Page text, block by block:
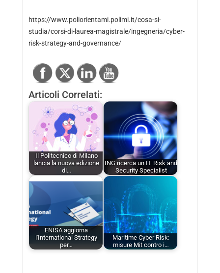
https://www.poliorientami.polimi.it/cosa-si-
studia/corsi-di-laurea-magistrale/ingegneria/cyber-
risk-strategy-and-governance/
Articoli Correlati:
Il Politecnico di Milano
lancia la nuova edizione
di…
ING ricerca un IT Risk and
Security Specialist
ENISA aggiorna
l'International Strategy
per…
Maritime Cyber Risk:
misure Mit contro i…